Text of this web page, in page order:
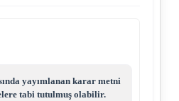
yayımlanan karar metni
tabi tutulmuş olabilir.